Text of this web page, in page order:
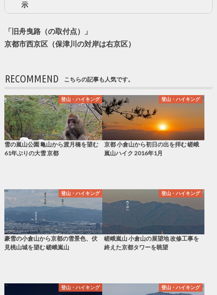
示
「旧舟曳路（の取付点）」
京都市西京区（保津川の対岸は右京区）
RECOMMEND こちらの記事も人気です。
登山・ハイキング
雪の嵐山公園 亀山から渡月橋を望む
61年ぶりの大雪 京都
登山・ハイキング
京都 小倉山から初日の出を拝む 嵯峨
嵐山ハイク 2016年1月
登山・ハイキング
豪雪の小倉山から京都の雪景色、伏
見桃山城を望む 嵯峨嵐山
登山・ハイキング
嵯峨嵐山 小倉山の展望地 改修工事を
終えた京都タワーを眺望
登山・ハイキング 登山・ハイキング